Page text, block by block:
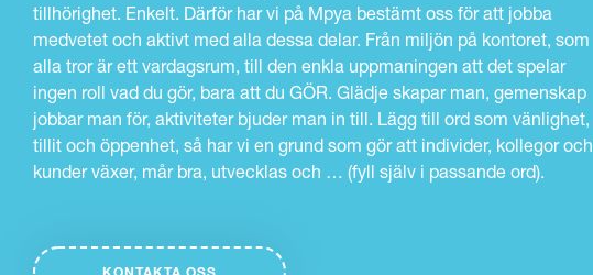
tillhörighet. Enkelt. Därför har vi på Mpya bestämt oss för att jobba
medvetet och aktivt med alla dessa delar. Från miljön på kontoret, som
alla tror är ett vardagsrum, till den enkla uppmaningen att det spelar
ingen roll vad du gör, bara att du GÖR. Glädje skapar man, gemenskap
jobbar man för, aktiviteter bjuder man in till. Lägg till ord som vänlighet,
tillit och öppenhet, så har vi en grund som gör att individer, kollegor och
kunder växer, mår bra, utvecklas och … (fyll själv i passande ord).
KONTAKTA OSS